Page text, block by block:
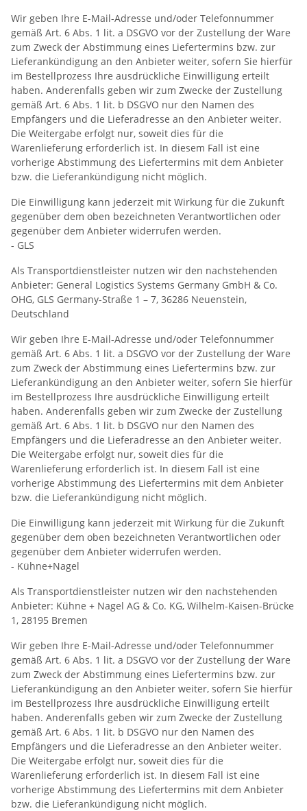
Wir geben Ihre E-Mail-Adresse und/oder Telefonnummer
gemäß Art. 6 Abs. 1 lit. a DSGVO vor der Zustellung der Ware
zum Zweck der Abstimmung eines Liefertermins bzw. zur
Lieferankündigung an den Anbieter weiter, sofern Sie hierfür
im Bestellprozess Ihre ausdrückliche Einwilligung erteilt
haben. Anderenfalls geben wir zum Zwecke der Zustellung
gemäß Art. 6 Abs. 1 lit. b DSGVO nur den Namen des
Empfängers und die Lieferadresse an den Anbieter weiter.
Die Weitergabe erfolgt nur, soweit dies für die
Warenlieferung erforderlich ist. In diesem Fall ist eine
vorherige Abstimmung des Liefertermins mit dem Anbieter
bzw. die Lieferankündigung nicht möglich.
Die Einwilligung kann jederzeit mit Wirkung für die Zukunft
gegenüber dem oben bezeichneten Verantwortlichen oder
gegenüber dem Anbieter widerrufen werden.
- GLS
Als Transportdienstleister nutzen wir den nachstehenden
Anbieter: General Logistics Systems Germany GmbH & Co.
OHG, GLS Germany-Straße 1 – 7, 36286 Neuenstein,
Deutschland
Wir geben Ihre E-Mail-Adresse und/oder Telefonnummer
gemäß Art. 6 Abs. 1 lit. a DSGVO vor der Zustellung der Ware
zum Zweck der Abstimmung eines Liefertermins bzw. zur
Lieferankündigung an den Anbieter weiter, sofern Sie hierfür
im Bestellprozess Ihre ausdrückliche Einwilligung erteilt
haben. Anderenfalls geben wir zum Zwecke der Zustellung
gemäß Art. 6 Abs. 1 lit. b DSGVO nur den Namen des
Empfängers und die Lieferadresse an den Anbieter weiter.
Die Weitergabe erfolgt nur, soweit dies für die
Warenlieferung erforderlich ist. In diesem Fall ist eine
vorherige Abstimmung des Liefertermins mit dem Anbieter
bzw. die Lieferankündigung nicht möglich.
Die Einwilligung kann jederzeit mit Wirkung für die Zukunft
gegenüber dem oben bezeichneten Verantwortlichen oder
gegenüber dem Anbieter widerrufen werden.
- Kühne+Nagel
Als Transportdienstleister nutzen wir den nachstehenden
Anbieter: Kühne + Nagel AG & Co. KG, Wilhelm-Kaisen-Brücke
1, 28195 Bremen
Wir geben Ihre E-Mail-Adresse und/oder Telefonnummer
gemäß Art. 6 Abs. 1 lit. a DSGVO vor der Zustellung der Ware
zum Zweck der Abstimmung eines Liefertermins bzw. zur
Lieferankündigung an den Anbieter weiter, sofern Sie hierfür
im Bestellprozess Ihre ausdrückliche Einwilligung erteilt
haben. Anderenfalls geben wir zum Zwecke der Zustellung
gemäß Art. 6 Abs. 1 lit. b DSGVO nur den Namen des
Empfängers und die Lieferadresse an den Anbieter weiter.
Die Weitergabe erfolgt nur, soweit dies für die
Warenlieferung erforderlich ist. In diesem Fall ist eine
vorherige Abstimmung des Liefertermins mit dem Anbieter
bzw. die Lieferankündigung nicht möglich.